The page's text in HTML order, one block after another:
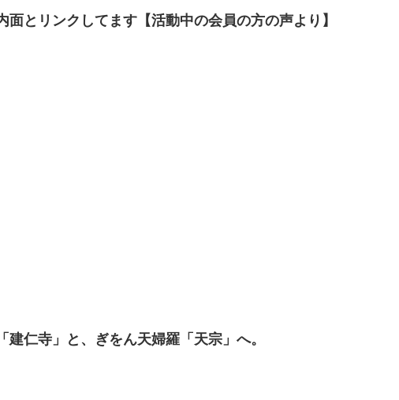
面とリンクしてます【活動中の会員の方の声より】
建仁寺」と、ぎをん天婦羅「天宗」へ。